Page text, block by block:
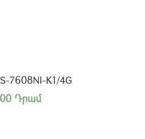
7608NI-K1/4G
Դրամ